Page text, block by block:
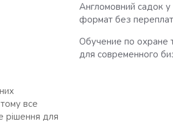
все
рішення для
Англомовний садок у
формат без
Обучение по охране
для современного